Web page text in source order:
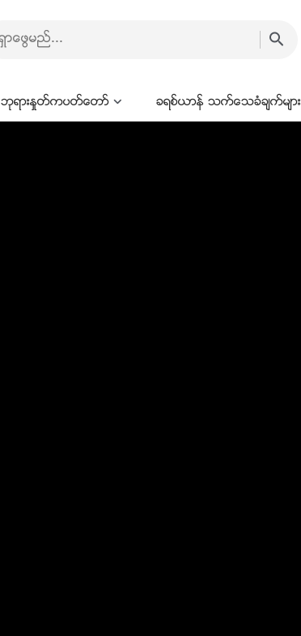
ဘုရားႏႈတ္ကပတ္ေတာ္ ခရစ္ယာန္ သက္ေသခံခ်က္မ်ား